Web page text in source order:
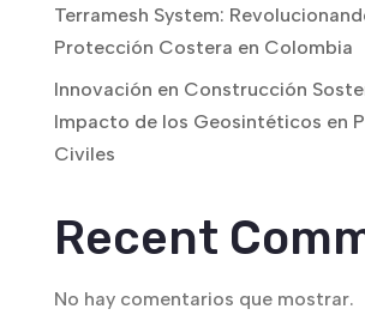
Terramesh System:
Protección Costera en Colombia
Innovación en Construcción
Impacto de los Geosintéticos en
Civiles
Recent
No hay comentarios que mostrar.